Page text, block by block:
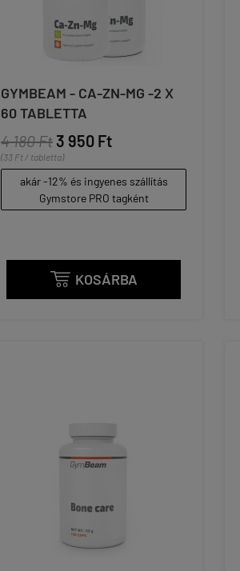
GYMBEAM - CA-ZN-MG -2 X
60 TABLETTA
4 180 Ft 3 950 Ft
(33 Ft / tabletta)
akár -12% és ingyenes szállítás
Gymstore PRO tagként
 KOSÁRBA